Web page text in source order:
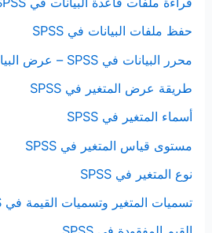
حفظ ملفات البيانات في SPSS
محرر البيانات في SPSS – عرض البيانات
طريقة عرض المتغير في SPSS
أسماء المتغير في SPSS
مستوى قياس المتغير في SPSS
نوع المتغير في SPSS
تسميات المتغير وتسميات القيمة في SPSS